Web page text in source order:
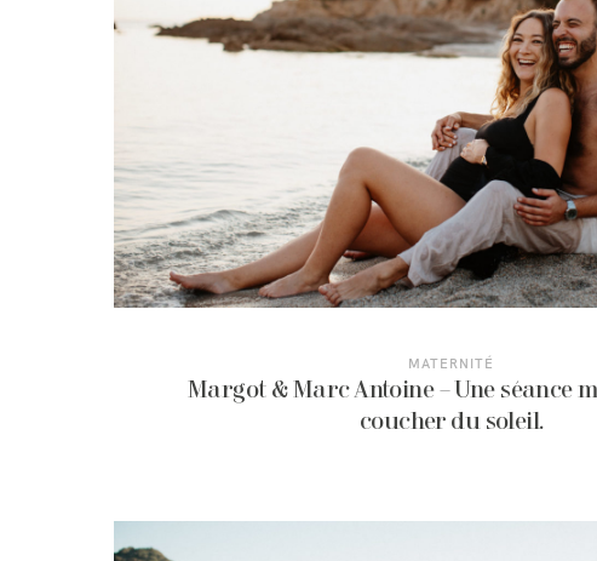
MATERNITÉ
Margot & Marc Antoine – Une séance
coucher du soleil.